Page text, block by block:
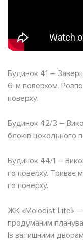
Будинок 41 –
6-м поверхом.
поверху.
Будинок 42/3 –
блоків цокольного
Будинок 44/1 –
го поверху. Триває
го поверху.
ЖК «Molodist Life» —
продуманим
Із затишними